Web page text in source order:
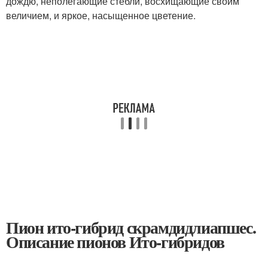
величием, и яркое, насыщенное цветение.
Пион ито-гибрид скрамдидлиапшес.
Описание пионов Ито-гибридов